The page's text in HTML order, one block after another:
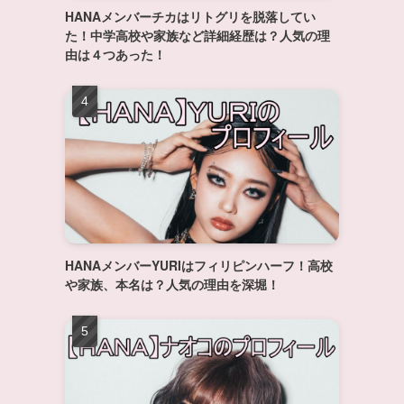
HANAメンバーチカはリトグリを脱落してい
た！中学高校や家族など詳細経歴は？人気の理
由は４つあった！
HANAメンバーYURIはフィリピンハーフ！高校
や家族、本名は？人気の理由を深堀！